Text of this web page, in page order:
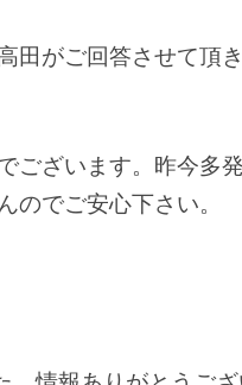
田がご回答させて頂
ございます。昨今多
のでご安心下さい。